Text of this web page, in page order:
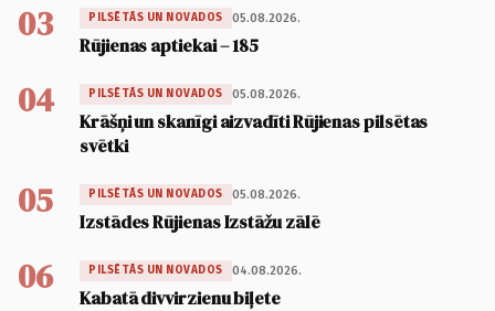
03 PILSĒTĀS UN NOVADOS 05.08.2026.
Rūjienas aptiekai – 185
04 PILSĒTĀS UN NOVADOS 05.08.2026.
Krāšņi un skanīgi aizvadīti Rūjienas pilsētas
svētki
05 PILSĒTĀS UN NOVADOS 05.08.2026.
Izstādes Rūjienas Izstāžu zālē
06 PILSĒTĀS UN NOVADOS 04.08.2026.
Kabatā divvirzienu biļete